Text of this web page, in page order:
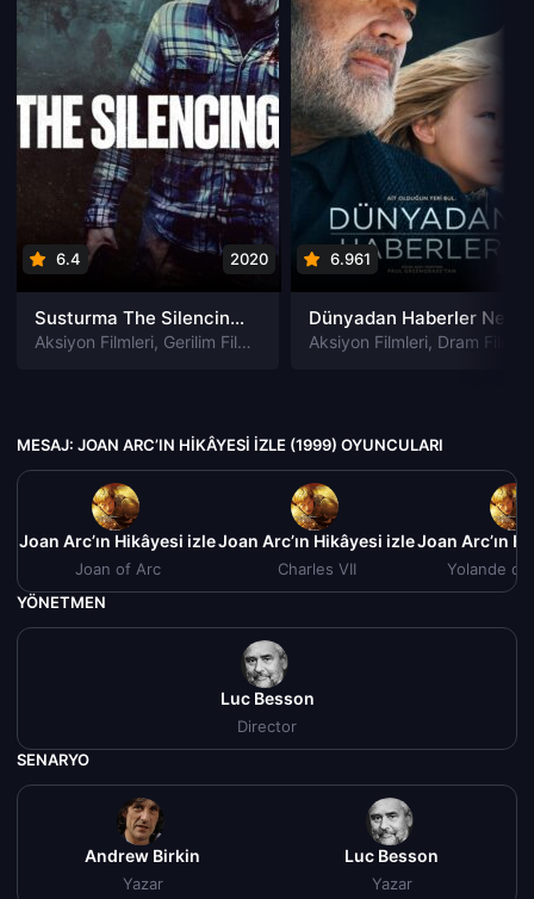
6.4 2020
Susturma The Silencing izle
Aksiyon Filmleri, Gerilim Filmleri Gizem Filmleri,Suç Filmleri
6.961
Aksiyon Filmleri, Dram Filmleri
MESAJ: JOAN ARC’IN HIKÂYESI IZLE (1999) OYUNCULARI
Joan Arc’ın Hikâyesi izle (1999)
Joan of Arc
Mesaj: Joan Arc’ın Hikâyesi izle (1999)
Charles VII
Mesaj: Joan Arc’ın
Yolande of
YÖNETMEN
Luc Besson
Director
SENARYO
Andrew Birkin
Yazar
Luc Besson
Yazar